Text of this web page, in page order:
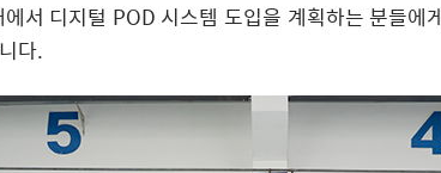
서 디지털 POD 시스템 도입을 계획하는 분들
다.